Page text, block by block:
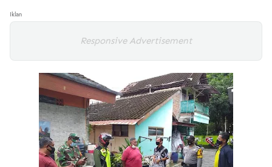
Iklan
Responsive Advertisement